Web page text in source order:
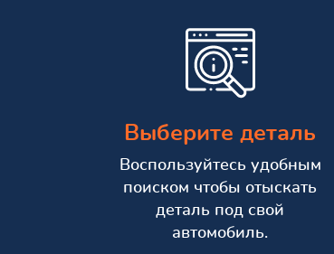
Выберите деталь
Воспользуйтесь удобным
поиском чтобы отыскать
деталь под свой
автомобиль.